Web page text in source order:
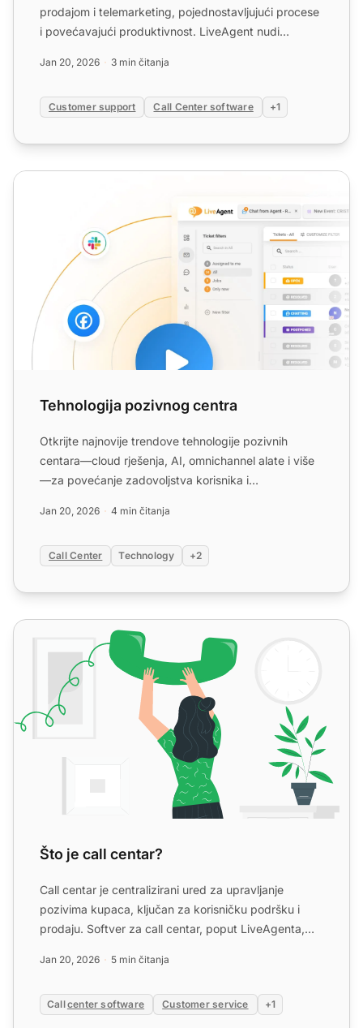
prodajom i telemarketing, pojednostavljujući procese
i povećavajući produktivnost. LiveAgent nudi
Jan 20, 2026 3 min čitanja
Customer support Call Center software +1
Tehnologija pozivnog centra
Tehnologija pozivnog centra
Otkrijte najnovije trendove tehnologije pozivnih
centara—cloud rješenja, AI, omnichannel alate i više
—za povećanje zadovoljstva korisnika i
Jan 20, 2026 4 min čitanja
Call Center Technology +2
Što je call centar?
Što je call centar?
Call centar je centralizirani ured za upravljanje
pozivima kupaca, ključan za korisničku podršku i
prodaju. Softver za call centar, poput LiveAgenta,
Jan 20, 2026 5 min čitanja
Callcenter software Customer service +1